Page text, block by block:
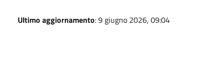
Ultimo aggiornamento: 9 giugno 2026, 09:04